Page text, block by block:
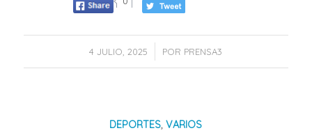
4 JULIO, 2025
/ POR PRENSA3
DEPORTES,VARIOS